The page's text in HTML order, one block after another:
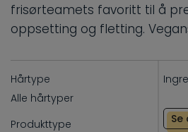
frisørteamets favoritt til å
oppsetting og fletting.
Hårtype
Alle hårtyper
Produkttype